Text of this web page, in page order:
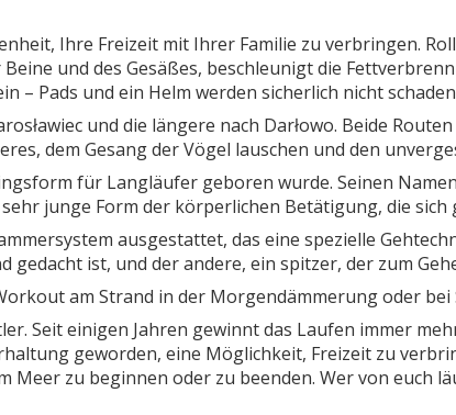
Ihre Freizeit mit Ihrer Familie zu verbringen.
und des Gesäßes, beschleunigt die
– Pads und ein Helm werden sicherlich nicht
und die längere nach Darłowo. Beide
dem Gesang der Vögel lauschen und den
für Langläufer geboren wurde. Seinen
junge Form der körperlichen Betätigung, die
ausgestattet, das eine spezielle
ist, und der andere, ein spitzer, der zum
am Strand in der Morgendämmerung oder
Seit einigen Jahren gewinnt das Laufen immer
geworden, eine Möglichkeit, Freizeit zu
zu beginnen oder zu beenden. Wer von euch